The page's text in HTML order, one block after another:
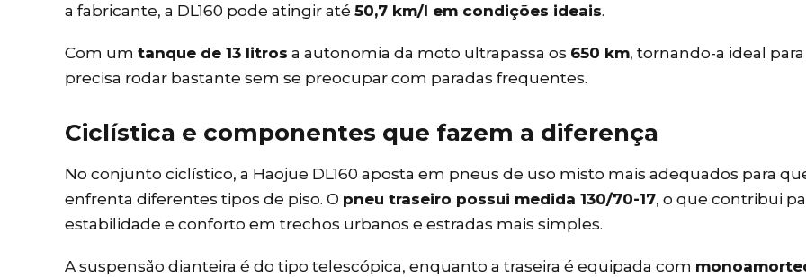
a fabricante, a DL160 pode atingir até 50,7 km/l em condições ideais.
Com um tanque de 13 litros a autonomia da moto ultrapassa os 650 km, tornando-a ideal
precisa rodar bastante sem se preocupar com paradas frequentes.
Ciclística e componentes que fazem a diferença
No conjunto ciclístico, a Haojue DL160 aposta em pneus de uso misto mais adequados para
enfrenta diferentes tipos de piso. O pneu traseiro possui medida 130/70-17, o que contribui
estabilidade e conforto em trechos urbanos e estradas mais simples.
A suspensão dianteira é do tipo telescópica, enquanto a traseira é equipada com